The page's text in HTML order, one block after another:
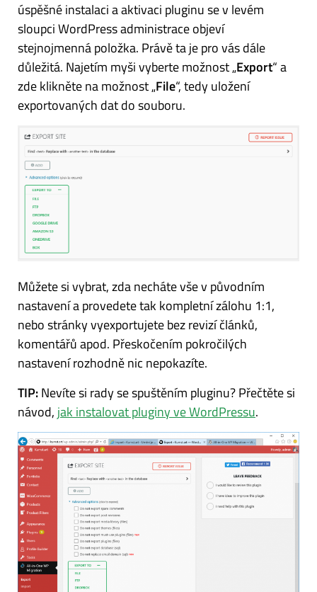
úspěšné instalaci a aktivaci pluginu se v levém
sloupci WordPress administrace objeví
stejnojmenná položka. Právě ta je pro vás dále
důležitá. Najetím myši vyberte možnost „Export“ a
zde klikněte na možnost „File“, tedy uložení
exportovaných dat do souboru.
Můžete si vybrat, zda necháte vše v původním
nastavení a provedete tak kompletní zálohu 1:1,
nebo stránky vyexportujete bez revizí článků,
komentářů apod. Přeskočením pokročilých
nastavení rozhodně nic nepokazíte.
TIP:Nevíte si rady se spuštěním pluginu? Přečtěte si
návod,jak instalovat pluginy ve WordPressu.